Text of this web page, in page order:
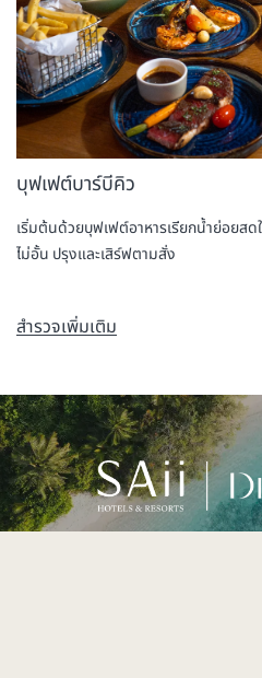
บุฟเฟต์บาร์บีคิว
เริ่มต้นด้วยบุฟเฟต์อาหารเรียกน้ำย่อยส
ไม่อั้น ปรุงและเสิร์ฟตามสั่ง
สำรวจเพิ่มเติม